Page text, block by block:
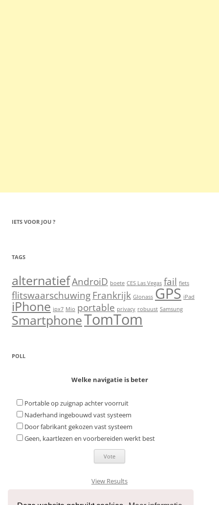
IETS VOOR JOU ?
TAGS
alternatiefAndroiD boete CES Las Vegas fail fiets
flitswaarschuwing Frankrijk Glonass GPS iPad
iPhone ipx7 Mio portable privacy robuust Samsung
SmartphoneTomTom
POLL
Welke navigatie is beter
Portable op zuignap achter voorruit
Naderhand ingebouwd vast systeem
Door fabrikant gekozen vast systeem
Geen, kaartlezen en voorbereiden werkt best
View Results